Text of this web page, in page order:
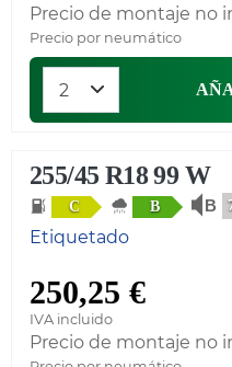
Precio de montaje no
Precio por neumático
255/45 R18 99 W
C B
Etiquetado
250,25 €
IVA incluido
Precio de montaje no